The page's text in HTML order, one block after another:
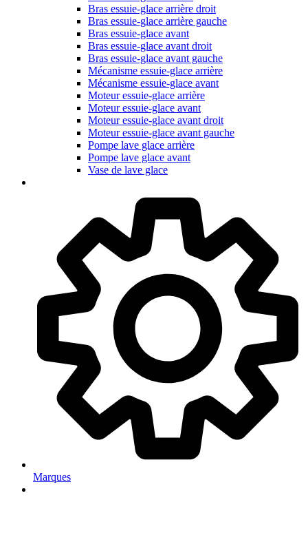
Bras essuie-glace arrière droit
Bras essuie-glace arrière gauche
Bras essuie-glace avant
Bras essuie-glace avant droit
Bras essuie-glace avant gauche
Mécanisme essuie-glace arrière
Mécanisme essuie-glace avant
Moteur essuie-glace arrière
Moteur essuie-glace avant
Moteur essuie-glace avant droit
Moteur essuie-glace avant gauche
Pompe lave glace arrière
Pompe lave glace avant
Vase de lave glace
Marques